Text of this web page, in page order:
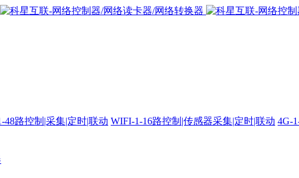
48路控制|采集|定时|联动 WIFI-1-16路控制|传感器采集|定时|联动 4G-